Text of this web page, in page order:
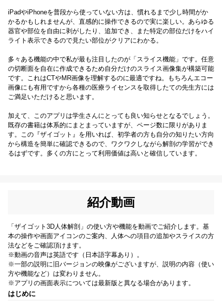
iPadやiPhoneを普段から使っていない方は、慣れるまで少し時間がか
かるかもしれませんが、直感的に操作できるので実に楽しい。あらゆる
器官や部位を自由に剥がしたり、追加でき、また特定の部位だけをハイ
ライト表示できるので見たい部位がクリアにわかる。
多々ある機能の中で私が最も注目したのが「スライス機能」です。任意
の切断面を自在に作成できるため自分だけのスライス画像集が構築可能
です。これはCTやMR画像を理解するのに最適ですね。もちろんエコー
画像にも有用ですから各種の医療ライセンスを取得したての先生方には
ご満足いただけると思います。
加えて、このアプリは学生さんにとっても良い知らせとなるでしょう。
既存の書籍は体系的にまとまっていますが、ページ数に限りがありま
す。この『ザイゴット』を用いれば、初学者の方も自分の知りたい方向
から構造を簡単に確認できるので、ワクワクしながら解剖の学習ができ
るはずです。多くの方にとって利用価値は高いと確信しています。
紹介動画
「ザイゴット3D人体解剖」の使い方や機能を動画でご紹介します。基
本の操作や画面アイコンのご案内、人体への項目の追加やスライスの方
法などをご確認頂けます。
※動画の音声は英語です（日本語字幕あり）。
※一部の説明に旧バージョンの映像がございますが、説明の内容（使い
方や機能など）は変わりません。
※アプリの画面表示については最新版と異なる場合があります。
はじめに